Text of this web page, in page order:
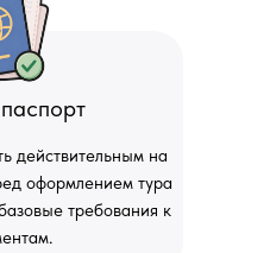
действительным на
оформлением тура
требования к